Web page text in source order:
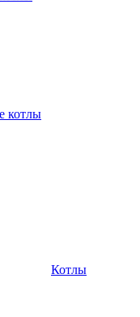
котлы
Котлы